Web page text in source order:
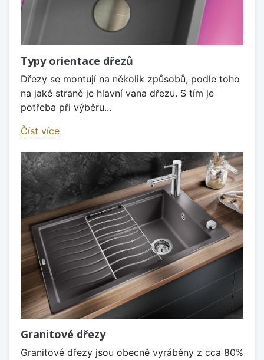
Typy orientace dřezů
Dřezy se montují na několik způsobů, podle toho
na jaké straně je hlavní vana dřezu. S tím je
potřeba při výběru...
Číst více
Granitové dřezy
Granitové dřezy jsou obecně vyráběny z cca 80%